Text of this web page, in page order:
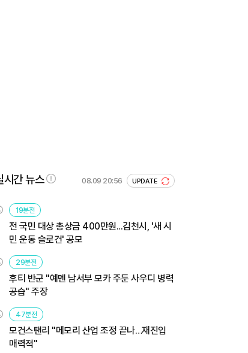
시간 뉴스 08.09 20:56 UPDATE
19분전
전 국민 대상 총상금 400만원...김천시, '새 시
민 운동 슬로건' 공모
29분전
후티 반군 "예멘 남서부 모카 주둔 사우디 병력
공습" 주장
47분전
모건스탠리 "메모리 산업 조정 끝나…재진입
매력적"